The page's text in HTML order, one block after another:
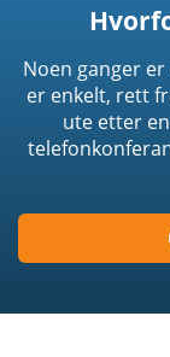
Noen ganger
er enkelt, rett
ute etter